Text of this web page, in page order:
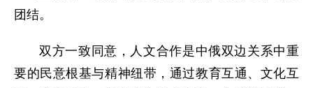
团结。
双方一致同意，人文合作是中俄双边关系中重
要的民意根基与精神纽带，通过教育互通、文化互